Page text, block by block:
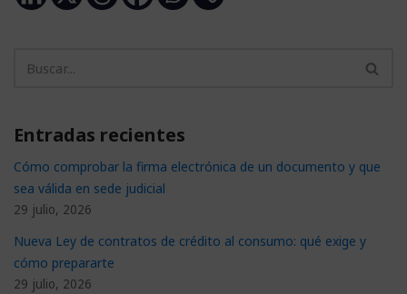
Entradas recientes
Cómo comprobar la firma electrónica de un documento y que
sea válida en sede judicial
29 julio, 2026
Nueva Ley de contratos de crédito al consumo: qué exige y
cómo prepararte
29 julio, 2026